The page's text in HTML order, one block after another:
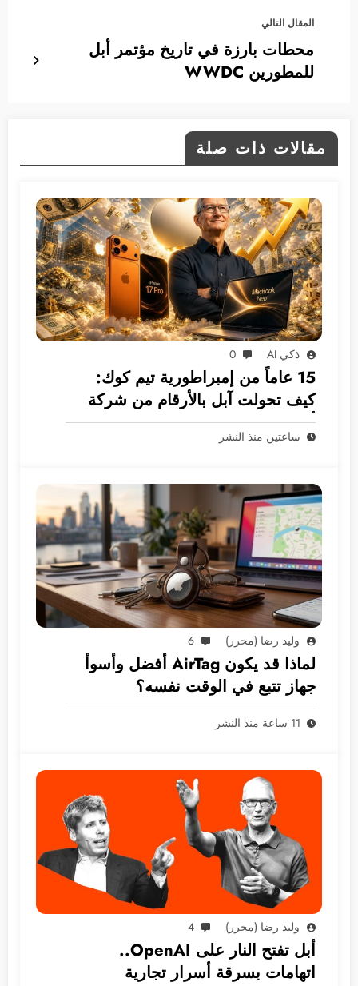
المقال التالي
محطات بارزة في تاريخ مؤتمر أبل
للمطورين WWDC
مقالات ذات صلة
ذكي AI 0
15 عاماً من إمبراطورية تيم كوك:
كيف تحولت آبل بالأرقام من شركة
أجهزة إلى غول بـ 5 ترليونات دولار؟
ساعتين منذ النشر
وليد رضا (محرر) 6
لماذا قد يكون AirTag أفضل وأسوأ
جهاز تتبع في الوقت نفسه؟
11 ساعة منذ النشر
وليد رضا (محرر) 4
أبل تفتح النار على OpenAI..
اتهامات بسرقة أسرار تجارية